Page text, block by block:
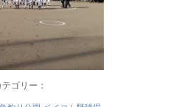
ゴリー：